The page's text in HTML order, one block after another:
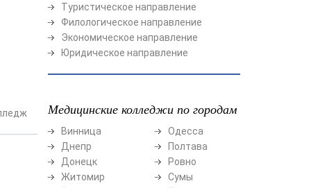
Туристическое направление
Филологическое направление
Экономическое направление
Юридическое направление
Медицинские колледжи по городам
Винница
Днепр
Донецк
Житомир
Одесса
Полтава
Ровно
Сумы